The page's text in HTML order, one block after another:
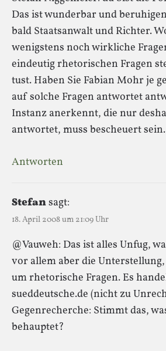
Das ist wunderbar und
bald Staatsanwalt und Richter.
wenigstens noch wirkliche
eindeutig rhetorischen Fragen
tust. Haben Sie Fabian Mohr je
auf solche Fragen antwortet
Instanz anerkennt, die nur
antwortet, muss bescheuert sein.
Antworten
Stefansagt:
18. April 2008 um 21:09 Uhr
@Vauweh: Das ist alles Unfug,
vor allem aber die
um rhetorische Fragen. Es
sueddeutsche.de (nicht zu
Gegenrecherche: Stimmt das,
behauptet?